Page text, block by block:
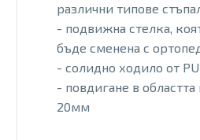
различни типове
- подвижна стелка,
бъде сменена с
- солидно ходило от PU
- повдигане в областта
20мм